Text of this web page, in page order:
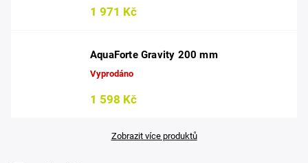
1 971 Kč
AquaForte Gravity 200 mm
Vyprodáno
1 598 Kč
Zobrazit více produktů